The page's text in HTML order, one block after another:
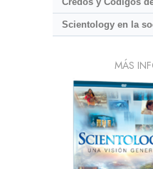
Scientology en la
MÁS